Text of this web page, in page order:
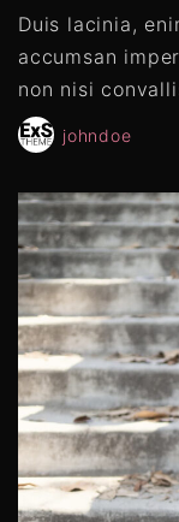
Duis lacinia,
accumsan
non nisi
johndoe